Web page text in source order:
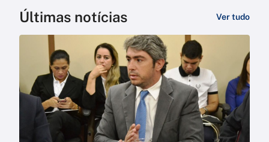
Últimas notícias Ver tudo